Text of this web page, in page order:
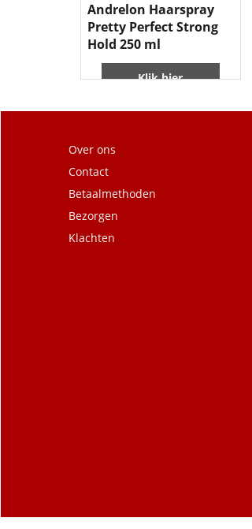
Andrelon Haarspray
Pretty Perfect Strong
Hold 250 ml
Klik hier
Over ons
Contact
Betaalmethoden
Bezorgen
Klachten